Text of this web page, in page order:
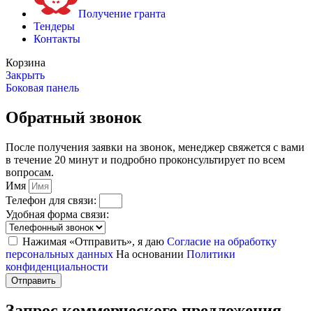
Получение гранта
Тендеры
Контакты
Корзина
Закрыть
Боковая панель
Обратный звонок
После получения заявки на звонок, менеджер свяжется с вами
в течение 20 минут и подробно проконсультирует по всем
вопросам.
Имя
Телефон для связи:
Удобная форма связи:
Нажимая «Отправить», я даю Согласие на обработку
персональных данных На основании Политики
конфиденциальности
Отправить